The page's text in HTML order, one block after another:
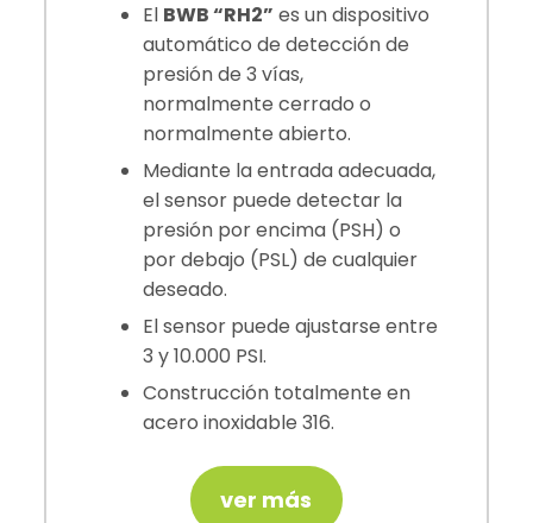
El BWB “RH2” es un dispositivo
automático de detección de
presión de 3 vías,
normalmente cerrado o
normalmente abierto.
Mediante la entrada adecuada,
el sensor puede detectar la
presión por encima (PSH) o
por debajo (PSL) de cualquier
deseado.
El sensor puede ajustarse entre
3 y 10.000 PSI.
Construcción totalmente en
acero inoxidable 316.
ver más